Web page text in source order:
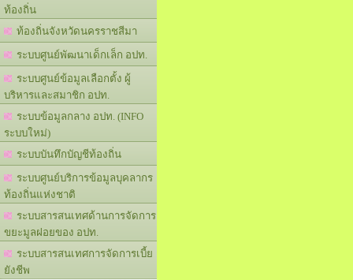
ท้องถิ่น
ท้องถิ่นจังหวัดนครราชสีมา
ระบบศูนย์พัฒนาเด็กเล็ก อปท.
ระบบศูนย์ข้อมูลเลือกตั้ง ผู้
บริหารและสมาชิก อปท.
ระบบข้อมูลกลาง อปท. (INFO
ระบบใหม่)
ระบบบันทึกบัญชีท้องถิ่น
ระบบศูนย์บริการข้อมูลบุคลากร
ท้องถิ่นแห่งชาติ
ระบบสารสนเทศด้านการจัดการ
ขยะมูลฝอยของ อปท.
ระบบสารสนเทศการจัดการเบี้ย
ยังชีพ